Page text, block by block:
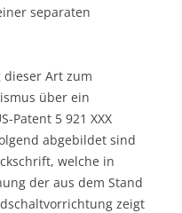
separaten
Art zum
über ein
Patent 5 921 XXX
abgebildet sind
welche in
der aus dem Stand
zeigt